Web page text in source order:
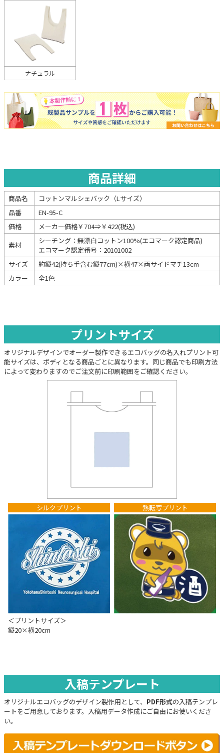
ナチュラル
商品詳細
商品名
コットンマルシェバック（Lサイズ）
品番
EN-95-C
価格
メーカー価格￥704⇒￥422(税込)
素材
シーチング：無漂白コットン100%(エコマーク認定商品)
エコマーク認定番号：20101002
サイズ
約縦42(持ち手含む縦77cm)×横47×両サイドマチ13cm
カラー
全1色
プリントサイズ
オリジナルデザインでオーダー製作できるエコバッグの名入れプリント可
能サイズは、ボディとなる商品ごとに異なります。同じ商品でも印刷方法
によって変わりますのでご注文前に印刷範囲をご確認ください。
シルクプリント 熱転写プリント
＜プリントサイズ＞
縦20×横20cm
入稿テンプレート
オリジナルエコバッグのデザイン製作用として、 PDF形式の入稿テンプレ
ートをご用意しております。入稿用データ作成にご自由にお使いくださ
い。